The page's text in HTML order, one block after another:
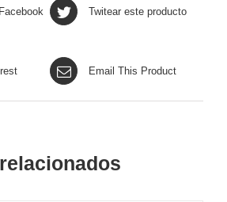
Twitear este producto
Email This Product